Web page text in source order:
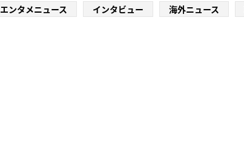
エンタメニュース
インタビュー 海外ニュース